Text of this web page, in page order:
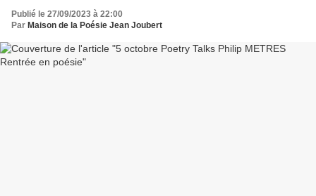
Publié le 27/09/2023 à 22:00
Par Maison de la Poésie Jean Joubert